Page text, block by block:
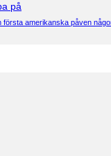
på
första amerikanska påven